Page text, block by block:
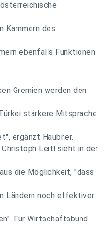
Kammern des
ebenfalls Funktionen
Gremien werden den
stärkere Mitsprache
ergänzt Haubner.
Leitl sieht in der
die Möglichkeit, "dass
Ländern noch effektiver
Für Wirtschaftsbund-